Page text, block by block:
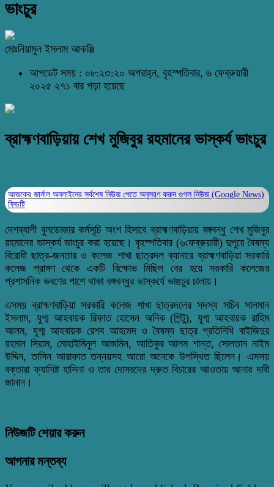
ভাংচুর
মোঃনিয়ামুল ইসলাম আকঞ্জি
আপডেট সময় : ০৮:২৩:২০ অপরাহ্ন, বৃহস্পতিবার, ৬ ফেব্রুয়ারী
২০২৫ ২৭১ বার পড়া হয়েছে
ব্রাহ্মণবাড়িয়ায় শেখ মুজিবুর রহমানের ভাস্কর্য ভাংচুর
আজকের জার্নাল অনলাইনের সর্বশেষ নিউজ পেতে অনুসরণ করুন গুগল নিউজ (Google News)
ফিডটি
দেশব্যাপী বুলডোজার কর্মসূচি অংশ হিসাবে ব্রাহ্মণবাড়িয়ায় বঙ্গবন্ধু শেখ মুজিবুর
রহমানের ভাস্কর্য ভাংচুর করা হয়েছে। বৃহস্পতিবার (৬ফেব্রুয়ারী) দুপুরে বৈষম্য
বিরোধী ছাত্র-জনতার ও কলেজ শাখা ছাত্রদল ব্যানারে ব্রাহ্মণবাড়িয়া সরকারি
কলেজ প্রাঙ্গণ থেকে একটি বিক্ষোভ মিছিল বের হয়ে সরকারি কলেজের
প্রশাসনিক ভবণের পাশে থাকা বঙ্গবন্ধুর ভাস্কর্যে ভাঙচুর চালায়।
এসময় ব্রাহ্মণবাড়িয়া সরকারি কলেজ শাখা ছাত্রদলের সদস্য সচিব সালমান
ইসলাম, যুগ্ম আহবায়ক রিফাত হোসেন অনিক (পিন্টু), যুগ্ম আহবায়ক রাহিম
আলম, যুগ্ম আহবায়ক রেশব আহমেদ ও বৈষম্য ছাত্র প্রতিনিধি বাইজিদুর
রহমান সিয়াম, মোহাইমিনুল আজমিন, আতিকুর আলম শান্ত, সোলতান নাইম
উদ্দিন, তাসিন আরাফাত তন্নয়সহ আরো অনেকে উপস্থিত ছিলেন। এসসয়
বক্তারা ফ্যাসিষ্ট হাসিনা ও তার দোসরদের দ্রুত বিচারের আওতায় আনার দাবী
জানান।
নিউজটি শেয়ার করুন
আপনার মন্তব্য